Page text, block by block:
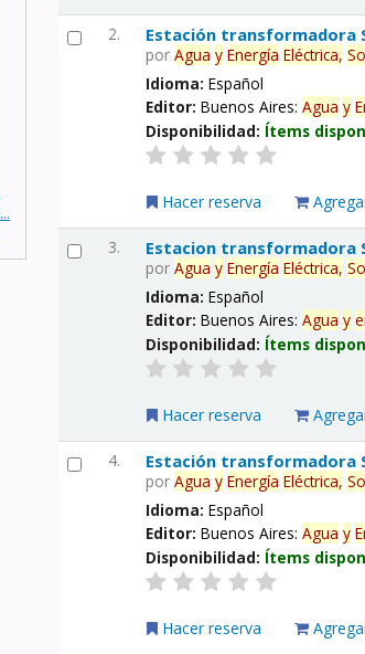
2. Estación transformadora
porAgua y Energía Eléctrica,
Idioma:Español
Editor:Buenos Aires:Agua y
Disponibilidad: Ítems
Hacer reserva
3. Estacion transformadora
porAgua y Energía Eléctrica,
Idioma:Español
Editor:Buenos Aires:Agua y
Disponibilidad: Ítems
Hacer reserva
4. Estación transformadora
porAgua y Energía Eléctrica,
Idioma:Español
Editor:Buenos Aires:Agua y
Disponibilidad: Ítems
Hacer reserva